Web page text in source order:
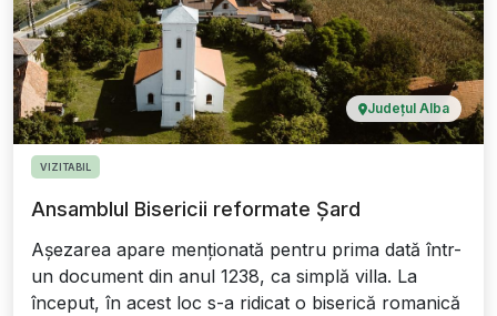
Județul Alba
VIZITABIL
Ansamblul Bisericii reformate Șard
Așezarea apare menționată pentru prima dată într-
un document din anul 1238, ca simplă villa. La
început, în acest loc s-a ridicat o biserică romanică